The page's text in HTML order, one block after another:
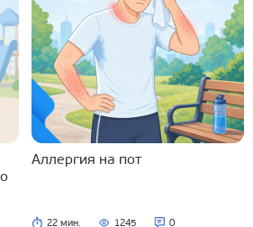
Аллергия на пот
22 мин. 1245 0